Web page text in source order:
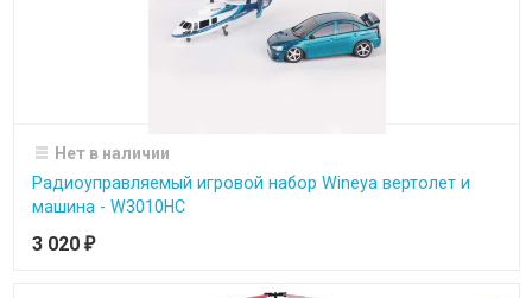
Нет в наличии
Радиоуправляемый игровой набор Wineya вертолет и
машина - W3010HC
3 020 ₽